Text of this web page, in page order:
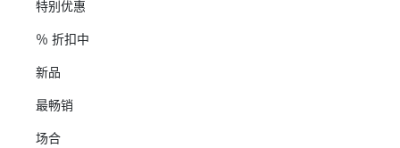
特别优惠
％ 折扣中
新品
最畅销
场合